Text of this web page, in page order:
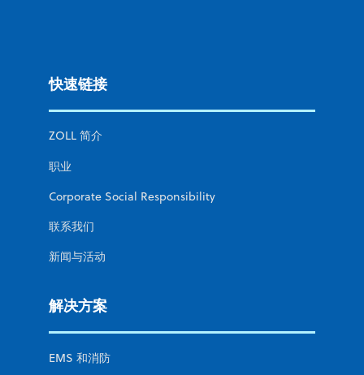
快速链接
ZOLL 简介
职业
Corporate Social Responsibility
联系我们
新闻与活动
解决方案
EMS 和消防